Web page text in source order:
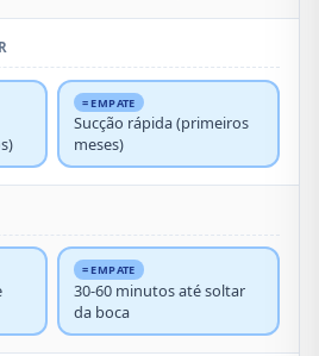
= EMPATE
Sucção rápida (primeiros
meses)
= EMPATE
30-60 minutos até soltar
da boca